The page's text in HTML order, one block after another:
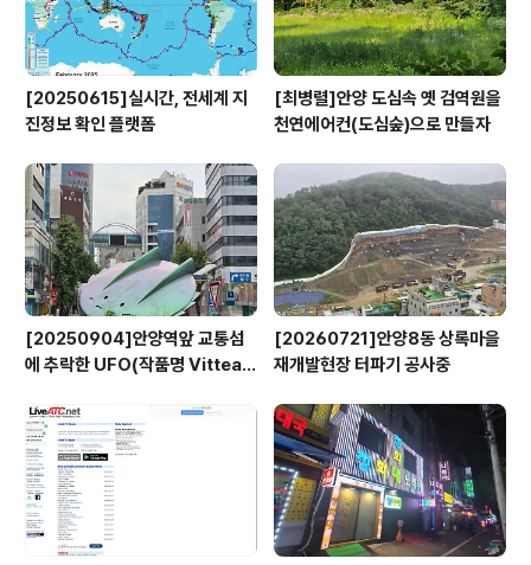
[20250615]실시간, 전세계 지
진정보 확인 플랫폼
[최병렬]안양 도심속 옛 검역원을
천연에어컨(도심숲)으로 만들자
[20250904]안양역앞 교통섬
에 추락한 UFO(작품명 Vitteau
[20260721]안양8동 상록마을
재개발현장 터파기 공사중